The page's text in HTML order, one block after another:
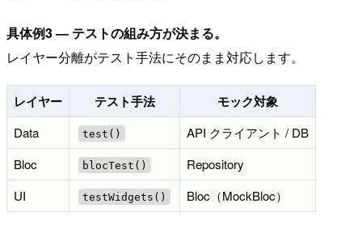
具体例3 — テストの組み方が決まる。
レイヤー分離がテスト手法にそのまま対応します。
レイヤー テスト手法 モック対象
Data test()
API クライアント / DB
Bloc
blocTest()
Repository
UI
testWidgets() Bloc（MockBloc）